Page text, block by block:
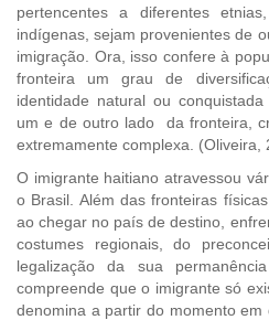
pertencentes a diferentes
indígenas, sejam provenientes de
imigração. Ora, isso confere à
fronteira um grau de
identidade natural ou
um e de outro lado da fronteira,
extremamente complexa. (Oliveira,
O imigrante haitiano atravessou
o Brasil. Além das fronteiras
ao chegar no país de destino,
costumes regionais, do
legalização da sua
compreende que o imigrante só
denomina a partir do momento